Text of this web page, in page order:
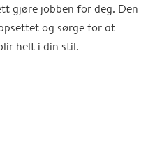
gjøre jobben for deg. Den
og sørge for at
helt i din stil.